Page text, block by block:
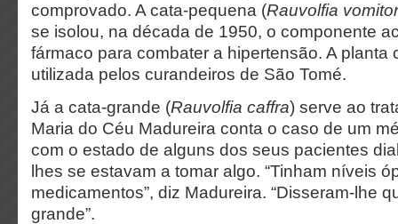
comprovado. A cata-pequena (Rauvolfia
se isolou, na década de 1950, o componente
fármaco para combater a hipertensão. A planta
utilizada pelos curandeiros de São Tomé.
Já a cata-grande (Rauvolfia caffra) serve ao
Maria do Céu Madureira conta o caso de um
com o estado de alguns dos seus pacientes
lhes se estavam a tomar algo. “Tinham níveis
medicamentos”, diz Madureira. “Disseram-lhe
grande”.